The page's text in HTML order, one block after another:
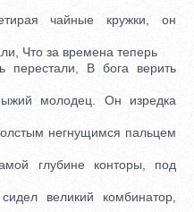
чайные кружки, он
Что за времена теперь
В бога верить
молодец. Он изредка
негнущимся пальцем
глубине конторы, под
великий комбинатор,